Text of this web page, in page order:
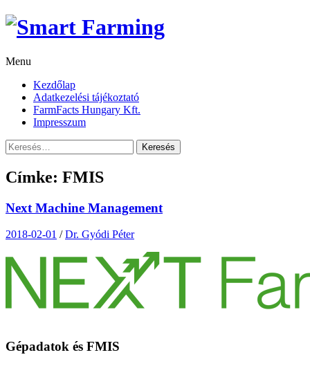
Skip
Menu
Kezdőlap
Adatkezelési tájékoztató
FarmFacts Hungary Kft.
Impresszum
Keresés:
Címke: FMIS
Next Machine Management
2018-02-01 /Dr. Gyódi Péter
Gépadatok és FMIS